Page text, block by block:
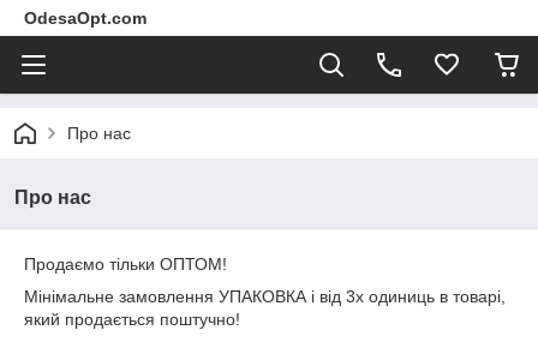
OdesaOpt.com
Про нас
Про нас
Продаємо тільки ОПТОМ!
Мінімальне замовлення УПАКОВКА і від 3х одиниць в товарі,
який продається поштучно!